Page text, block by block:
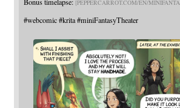
PEPPERCARROT.COM/EN/
#webcomic #krita #miniFantasyTheater